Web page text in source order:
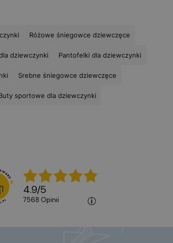
Różowe śniegowce dziewczęce
dziewczynki Pantofelki dla dziewczynki
Srebne śniegowce dziewczęce
sportowe dla dziewczynki
4.9/5
7568 opinii